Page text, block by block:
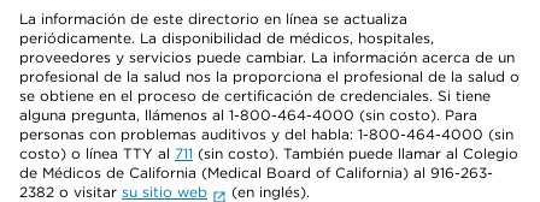
La información de este directorio en línea se actualiza
periódicamente. La disponibilidad de médicos, hospitales,
proveedores y servicios puede cambiar. La información acerca de un
profesional de la salud nos la proporciona el profesional de la salud o
se obtiene en el proceso de certificación de credenciales. Si tiene
alguna pregunta, llámenos al 1-800-464-4000 (sin costo). Para
personas con problemas auditivos y del habla: 1-800-464-4000 (sin
costo) o línea TTY al 711 (sin costo). También puede llamar al Colegio
de Médicos de California (Medical Board of California) al 916-263-
2382 o visitar su sitio web
(en inglés).